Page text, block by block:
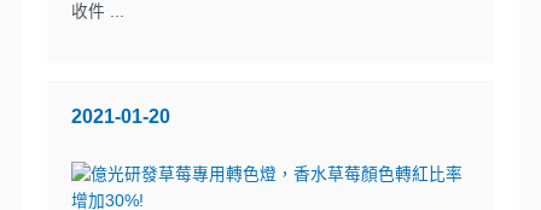
收件 ...
2021-01-20